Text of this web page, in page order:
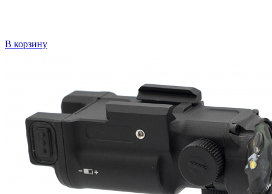
В корзину